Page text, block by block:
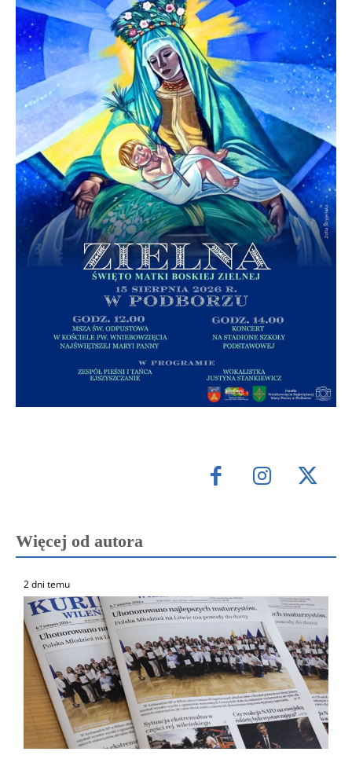
Więcej od autora
2 dni temu